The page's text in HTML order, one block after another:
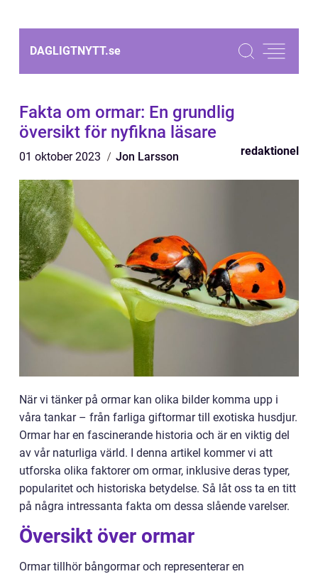
DAGLIGTNYTT.se
Fakta om ormar: En grundlig
översikt för nyfikna läsare
01 oktober 2023 Jon Larsson redaktionel
När vi tänker på ormar kan olika bilder komma upp i
våra tankar – från farliga giftormar till exotiska husdjur.
Ormar har en fascinerande historia och är en viktig del
av vår naturliga värld. I denna artikel kommer vi att
utforska olika faktorer om ormar, inklusive deras typer,
popularitet och historiska betydelse. Så låt oss ta en titt
på några intressanta fakta om dessa slående varelser.
Översikt över ormar
Ormar tillhör bångormar och representerar en